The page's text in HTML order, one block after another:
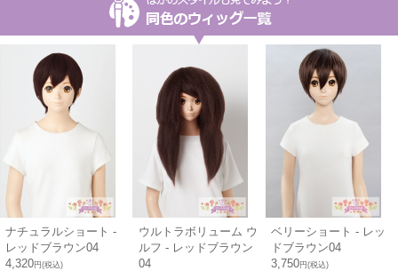
ナチュラルショート -
レッドブラウン04
4,320円(税込)
ウルトラボリューム ウ
ルフ - レッドブラウン
04
ベリーショート - レッ
ドブラウン04
3,750円(税込)